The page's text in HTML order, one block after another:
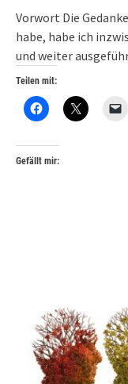
Vorwort Die
habe, habe ich
und weiter
Teilen mit:
Gefällt mir: